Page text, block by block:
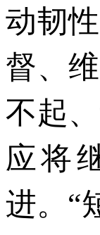
动韧
督、
不起
应将
进。“